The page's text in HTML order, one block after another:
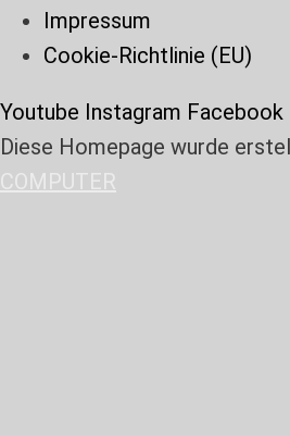
Impressum
Cookie-Richtlinie (EU)
Youtube Instagram Facebook
Diese Homepage wurde
COMPUTER